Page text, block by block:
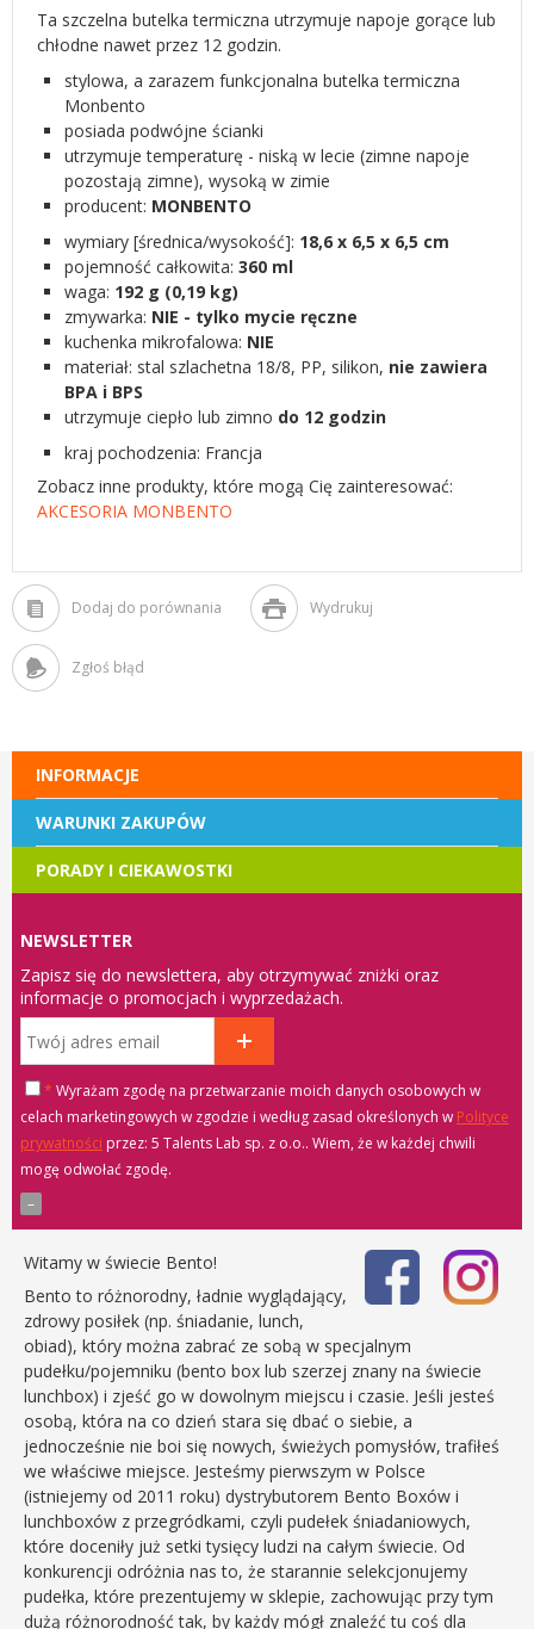
Ta szczelna butelka termiczna utrzymuje napoje gorące lub
chłodne nawet przez 12 godzin.
stylowa, a zarazem funkcjonalna butelka termiczna
Monbento
posiada podwójne ścianki
utrzymuje temperaturę - niską w lecie (zimne napoje
pozostają zimne), wysoką w zimie
producent: MONBENTO
wymiary [średnica/wysokość]: 18,6 x 6,5 x 6,5 cm
pojemność całkowita: 360 ml
waga: 192 g (0,19 kg)
zmywarka: NIE - tylko mycie ręczne
kuchenka mikrofalowa: NIE
materiał: stal szlachetna 18/8, PP, silikon, nie zawiera
BPA i BPS
utrzymuje ciepło lub zimno do 12 godzin
kraj pochodzenia: Francja
Zobacz inne produkty, które mogą Cię zainteresować:
AKCESORIA MONBENTO
Dodaj do porównania Wydrukuj
Zgłoś błąd
INFORMACJE
WARUNKI ZAKUPÓW
PORADY I CIEKAWOSTKI
NEWSLETTER
Zapisz się do newslettera, aby otrzymywać zniżki oraz
informacje o promocjach i wyprzedażach.
* Wyrażam zgodę na przetwarzanie moich danych osobowych w
celach marketingowych w zgodzie i według zasad określonych w Polityce
prywatności
przez: 5 Talents Lab sp. z o.o.. Wiem, że w każdej chwili
mogę odwołać zgodę.
Witamy w świecie Bento!
Bento to różnorodny, ładnie wyglądający,
zdrowy posiłek (np. śniadanie, lunch,
obiad), który można zabrać ze sobą w specjalnym
pudełku/pojemniku (bento box lub szerzej znany na świecie
lunchbox) i zjeść go w dowolnym miejscu i czasie. Jeśli jesteś
osobą, która na co dzień stara się dbać o siebie, a
jednocześnie nie boi się nowych, świeżych pomysłów, trafiłeś
we właściwe miejsce. Jesteśmy pierwszym w Polsce
(istniejemy od 2011 roku) dystrybutorem Bento Boxów i
lunchboxów z przegródkami, czyli pudełek śniadaniowych,
które doceniły już setki tysięcy ludzi na całym świecie. Od
konkurencji odróżnia nas to, że starannie selekcjonujemy
pudełka, które prezentujemy w sklepie, zachowując przy tym
dużą różnorodność tak, by każdy mógł znaleźć tu coś dla